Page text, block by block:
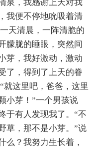
泉，我感谢上天对我
我便不停地吮吸着清
天清晨，一阵清脆的
朦胧的睡眼，突然间
芽，我好激动，激动
了，得到了上天的眷
就这里吧，爸爸，这里
小芽！”一个男孩说
于有人发现我了。“不
草，那不是小芽。”说
么？我努力生长着，